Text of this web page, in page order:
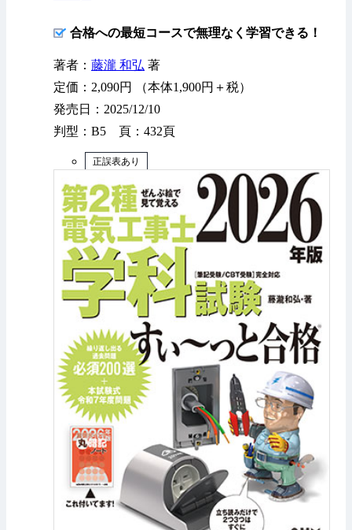
合格への最短コースで無理なく学習できる！
著者： 藤瀧 和弘 著
定価：2,090円 （本体1,900円＋税）
発売日：2025/12/10
判型：B5 頁：432頁
正誤表あり